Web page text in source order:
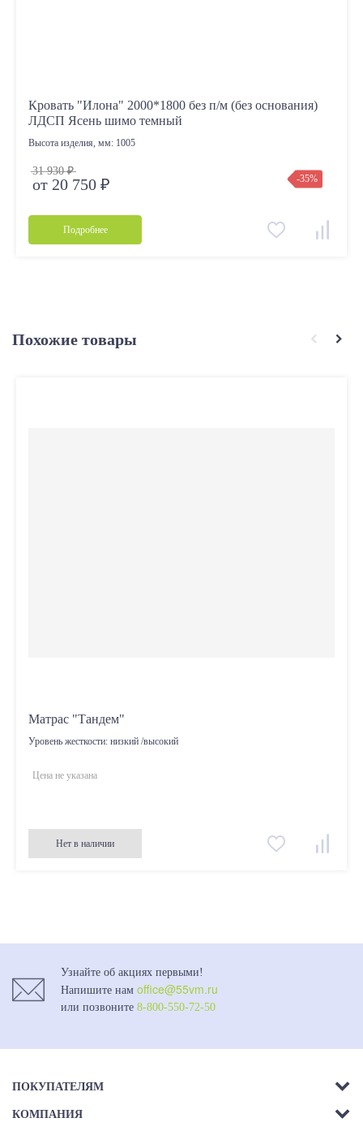
Кровать "Илона" 2000*1800 без п/м (без основания)
ЛДСП Ясень шимо темный
Высота изделия, мм: 1005
31 930 ₽
от 20 750 ₽ -35%
Подробнее
Похожие товары
Матрас "Тандем"
Уровень жесткости: низкий /высокий
Цена не указана
Нет в наличии
Узнайте об акциях первыми!
Напишите нам office@55vm.ru
или позвоните 8-800-550-72-50
ПОКУПАТЕЛЯМ
Акции
КОМПАНИЯ